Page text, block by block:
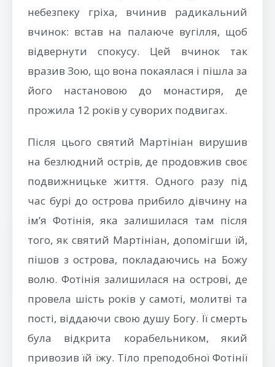
небезпеку гріха, вчинив радикальний
вчинок: встав на палаюче вугілля, щоб
відвернути спокусу. Цей вчинок так
вразив Зою, що вона покаялася і пішла за
його настановою до монастиря, де
прожила 12 років у суворих подвигах.
Після цього святий Мартініан вирушив
на безлюдний острів, де продовжив своє
подвижницьке життя. Одного разу під
час бурі до острова прибило дівчину на
ім’я Фотінія, яка залишилася там після
того, як святий Мартініан, допомігши їй,
пішов з острова, покладаючись на Божу
волю. Фотінія залишилася на острові, де
провела шість років у самоті, молитві та
пості, віддаючи свою душу Богу. Її смерть
була відкрита корабельником, який
привозив їй їжу. Тіло преподобної Фотінії